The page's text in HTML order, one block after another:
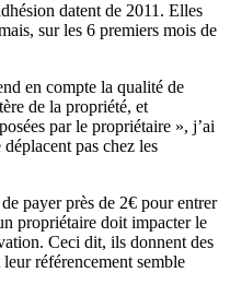
datent de 2011. Elles
sur les 6 premiers mois de
en compte la qualité de
de la propriété, et
par le propriétaire », j’ai
pas chez les
payer près de 2€ pour entrer
propriétaire doit impacter le
Ceci dit, ils donnent des
référencement semble